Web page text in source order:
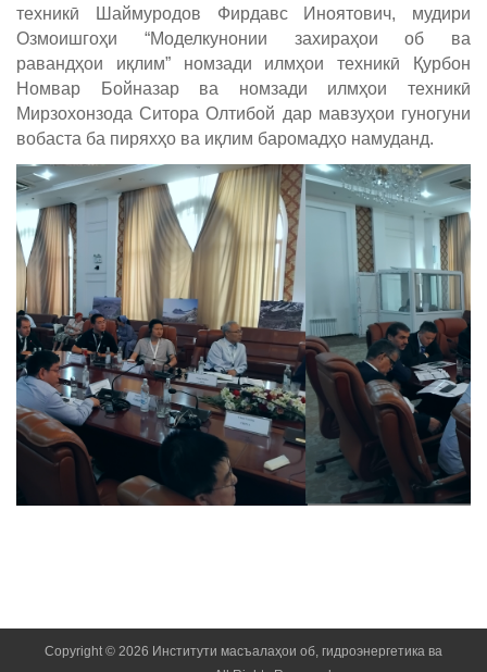
техникӣ Шаймуродов Фирдавс Иноятович, мудири
Озмоишгоҳи “Моделкунонии захираҳои об ва
равандҳои иқлим” номзади илмҳои техникӣ Қурбон
Номвар Бойназар ва номзади илмҳои техникӣ
Мирзохонзода Ситора Олтибой дар мавзуҳои гуногуни
вобаста ба пиряхҳо ва иқлим баромадҳо намуданд.
Copyright © 2026 Институти масъалаҳои об, гидроэнергетика ва